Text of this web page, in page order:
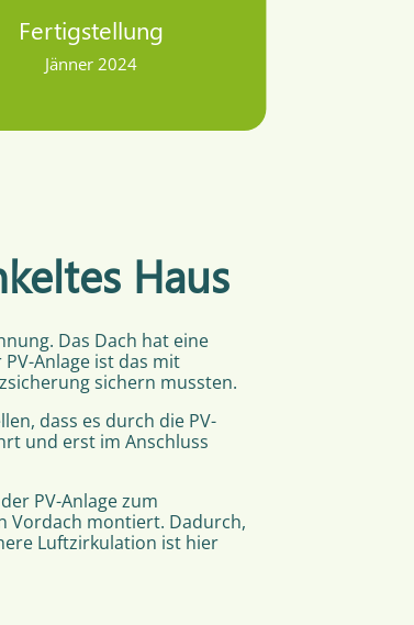
Fertigstellung
Jänner 2024
Haus
Das Dach hat eine
Anlage ist das mit
sichern mussten.
dass es durch die PV-
und erst im Anschluss
PV-Anlage zum
Vordach montiert. Dadurch,
Luftzirkulation ist hier